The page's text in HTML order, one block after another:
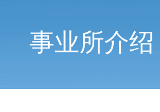
事业所介绍